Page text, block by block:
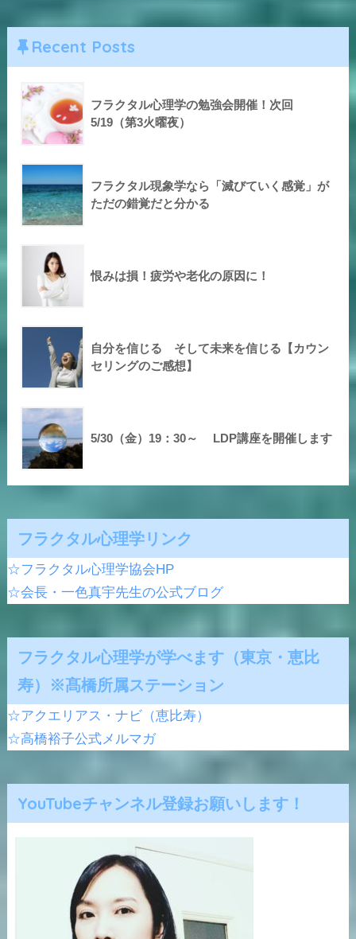
Recent Posts
フラクタル心理学の勉強会開催！次回
5/19（第3火曜夜）
フラクタル現象学なら「滅びていく感覚」が
ただの錯覚だと分かる
恨みは損！疲労や老化の原因に！
自分を信じる そして未来を信じる【カウン
セリングのご感想】
5/30（金）19：30～ LDP講座を開催します
フラクタル心理学リンク
☆フラクタル心理学協会HP
☆会長・一色真宇先生の公式ブログ
フラクタル心理学が学べます（東京・恵比
寿）※髙橋所属ステーション
☆アクエリアス・ナビ（恵比寿）
☆高橋裕子公式メルマガ
YouTubeチャンネル登録お願いします！